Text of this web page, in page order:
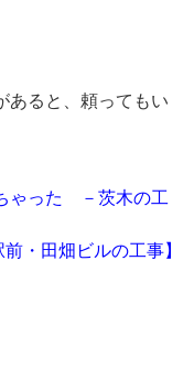
あると、頼ってもい
ゃった －茨木の工
・田畑ビルの工事】